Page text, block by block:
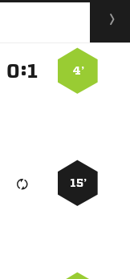
4’
:
15’